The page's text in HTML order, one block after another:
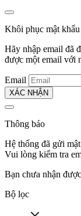
Khôi phục mật khẩu
Hãy nhập email đã
được một email với
Email
XÁC NHẬN
Thông báo
Hệ thống đã gửi
Vui lòng kiểm tra
Bạn chưa nhận
Bộ lọc